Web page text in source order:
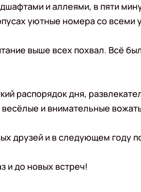
и аллеями, в пяти
уютные номера со всеми
выше всех похвал. Всё
распорядок дня,
и внимательные
друзей и в следующем году
и до новых встреч!